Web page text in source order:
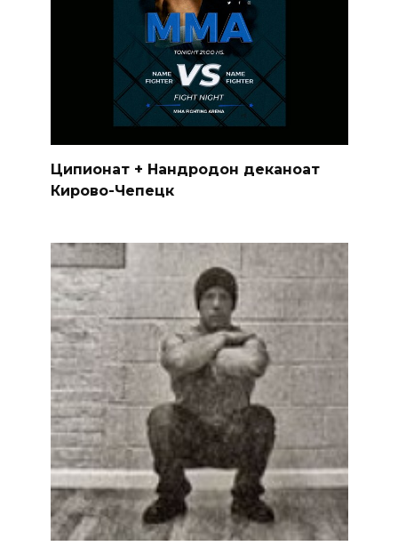
Ципионат + Нандродон деканоат
Кирово-Чепецк